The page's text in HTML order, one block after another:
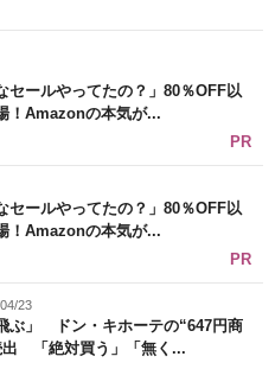
セールやってたの？」80％OFF以
！Amazonの本気が...
PR
セールやってたの？」80％OFF以
！Amazonの本気が...
PR
23
ぶ」 ドン・キホーテの“647円商
出 「絶対買う」「無く...